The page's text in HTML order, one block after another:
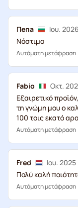
Пепа
Ιου. 2026
Νόστιμο
Αυτόματη μετάφραση
Fabio
Οκτ.
Εξαιρετικό
τη γνώμη μου ο
100 τοις εκατό
Αυτόματη μετάφραση
Fred
Ιου. 2025
Πολύ καλή
Αυτόματη μετάφραση